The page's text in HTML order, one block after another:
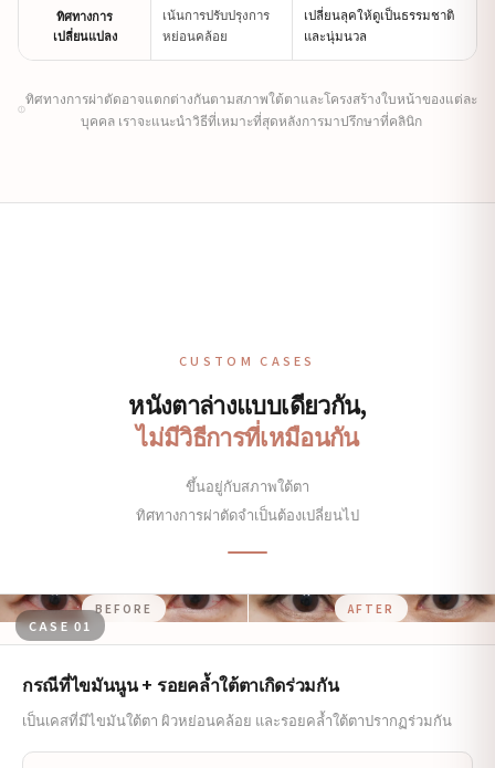
ทิศทางการ
เปลี่ยนแปลง
เน้นการปรับปรุงการ
หย่อนคล้อย
เปลี่ยนลุคให้ดูเป็นธรรมชาติ
และนุ่มนวล
ทิศทางการผ่าตัดอาจแตกต่างกันตามสภาพใต้ตาและโครงสร้างใบหน้าของแต่ละ
บุคคล เราจะแนะนำวิธีที่เหมาะที่สุดหลังการมาปรึกษาที่คลินิก
CUSTOM CASES
หนังตาล่างแบบเดียวกัน,
ไม่มีวิธีการที่เหมือนกัน
ขึ้นอยู่กับสภาพใต้ตา
ทิศทางการผ่าตัดจำเป็นต้องเปลี่ยนไป
CASE 01
BEFORE AFTER
กรณีที่ไขมันนูน + รอยคล้ำใต้ตาเกิดร่วมกัน
เป็นเคสที่มีไขมันใต้ตา ผิวหย่อนคล้อย และรอยคล้ำใต้ตาปรากฏร่วมกัน